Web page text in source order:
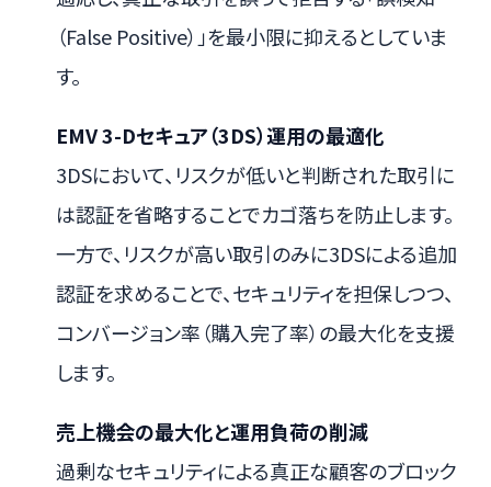
（False Positive）」を最小限に抑えるとしていま
す。
EMV 3-Dセキュア（3DS）運用の最適化
3DSにおいて、リスクが低いと判断された取引に
は認証を省略することでカゴ落ちを防止します。
一方で、リスクが高い取引のみに3DSによる追加
認証を求めることで、セキュリティを担保しつつ、
コンバージョン率（購入完了率）の最大化を支援
します。
売上機会の最大化と運用負荷の削減
過剰なセキュリティによる真正な顧客のブロック